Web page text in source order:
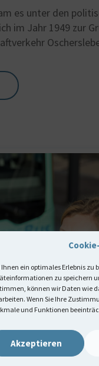
Ihnen ein optimales Erlebnis zu
zu speichern
können wir Daten wie
Wenn Sie Ihre
und Funktionen
Akzeptieren
es unter den
im Jahr 1949 zur